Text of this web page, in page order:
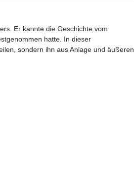
Er kannte die Geschichte vom
hatte. In dieser
sondern ihn aus Anlage und äußeren